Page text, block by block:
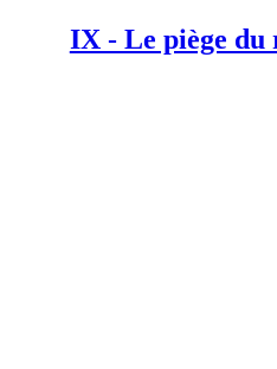
IX - Le piège du